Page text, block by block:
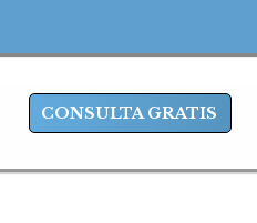
CONSULTA GRATIS